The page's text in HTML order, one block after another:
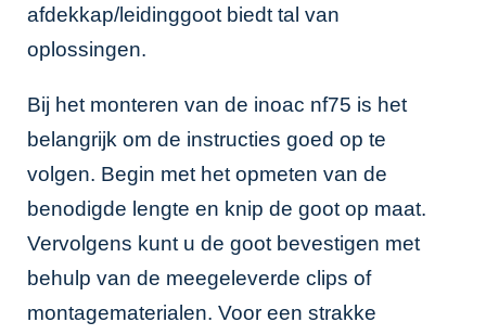
afdekkap/leidinggoot biedt tal van
oplossingen.
Bij het monteren van de inoac nf75 is het
belangrijk om de instructies goed op te
volgen. Begin met het opmeten van de
benodigde lengte en knip de goot op maat.
Vervolgens kunt u de goot bevestigen met
behulp van de meegeleverde clips of
montagematerialen. Voor een strakke